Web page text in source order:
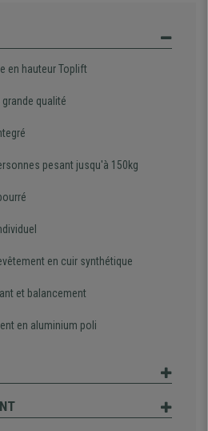
en hauteur Toplift
qualité
pesant jusqu'à 150kg
en cuir synthétique
et balancement
en aluminium poli